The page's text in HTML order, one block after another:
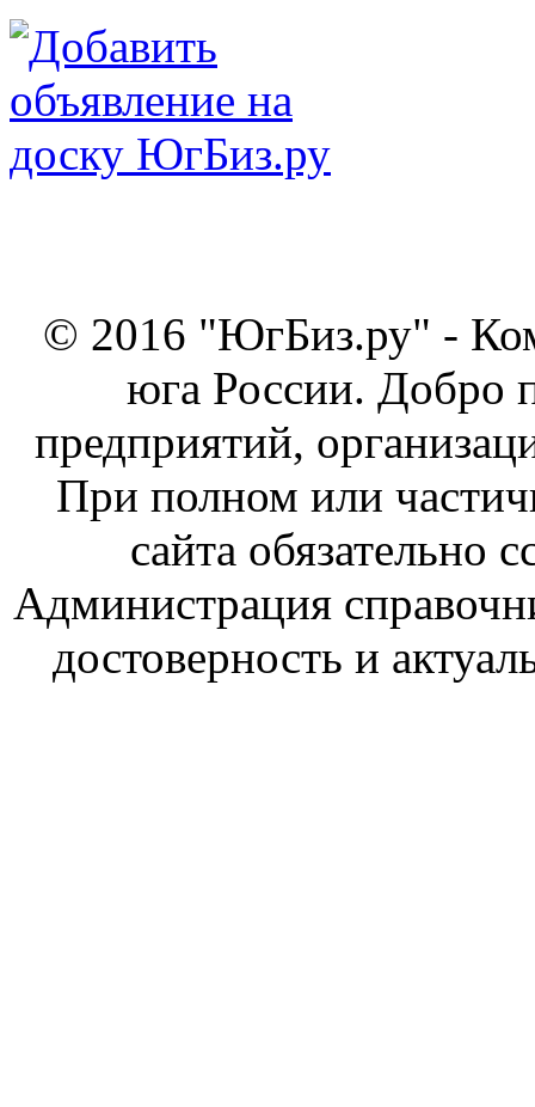
© 2016 "ЮгБиз.ру" -
юга России. Добро
предприятий,
При полном или
сайта обязательно
Администрация
достоверность и